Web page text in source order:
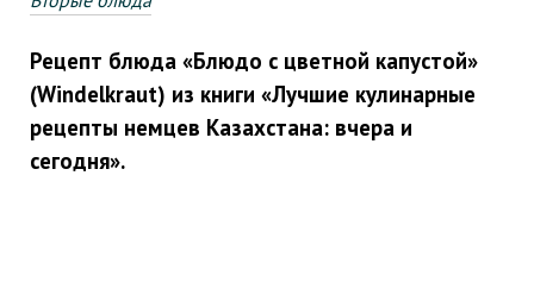
Рецепт блюда «Блюдо с цветной капустой»
(Windelkraut) из книги «Лучшие кулинарные
рецепты немцев Казахстана: вчера и
сегодня».